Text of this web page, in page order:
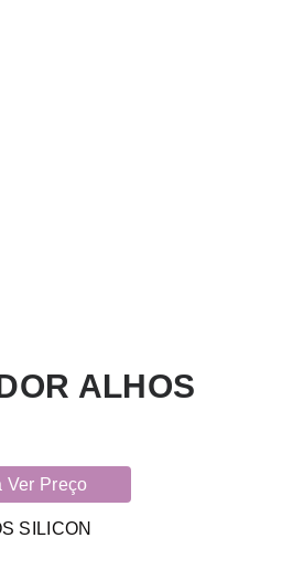
ALHOS
Ver Preço
SILICON